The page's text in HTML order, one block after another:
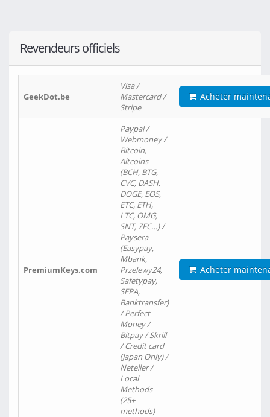
Revendeurs officiels
GeekDot.be
Visa /
Mastercard /
Stripe
Acheter
PremiumKeys.com
Paypal /
Webmoney /
Bitcoin,
Altcoins
(BCH, BTG,
CVC, DASH,
DOGE, EOS,
ETC, ETH,
LTC, OMG,
SNT, ZEC…) /
Paysera
(Easypay,
Mbank,
Przelewy24,
Safetypay,
SEPA,
Banktransfer)
/ Perfect
Money /
Bitpay / Skrill
/ Credit card
(Japan Only) /
Neteller /
Local
Methods
(25+
methods)
Acheter